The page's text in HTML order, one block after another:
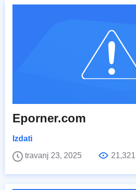
Eporner.com
Izdati
travanj 23, 2025
21,321